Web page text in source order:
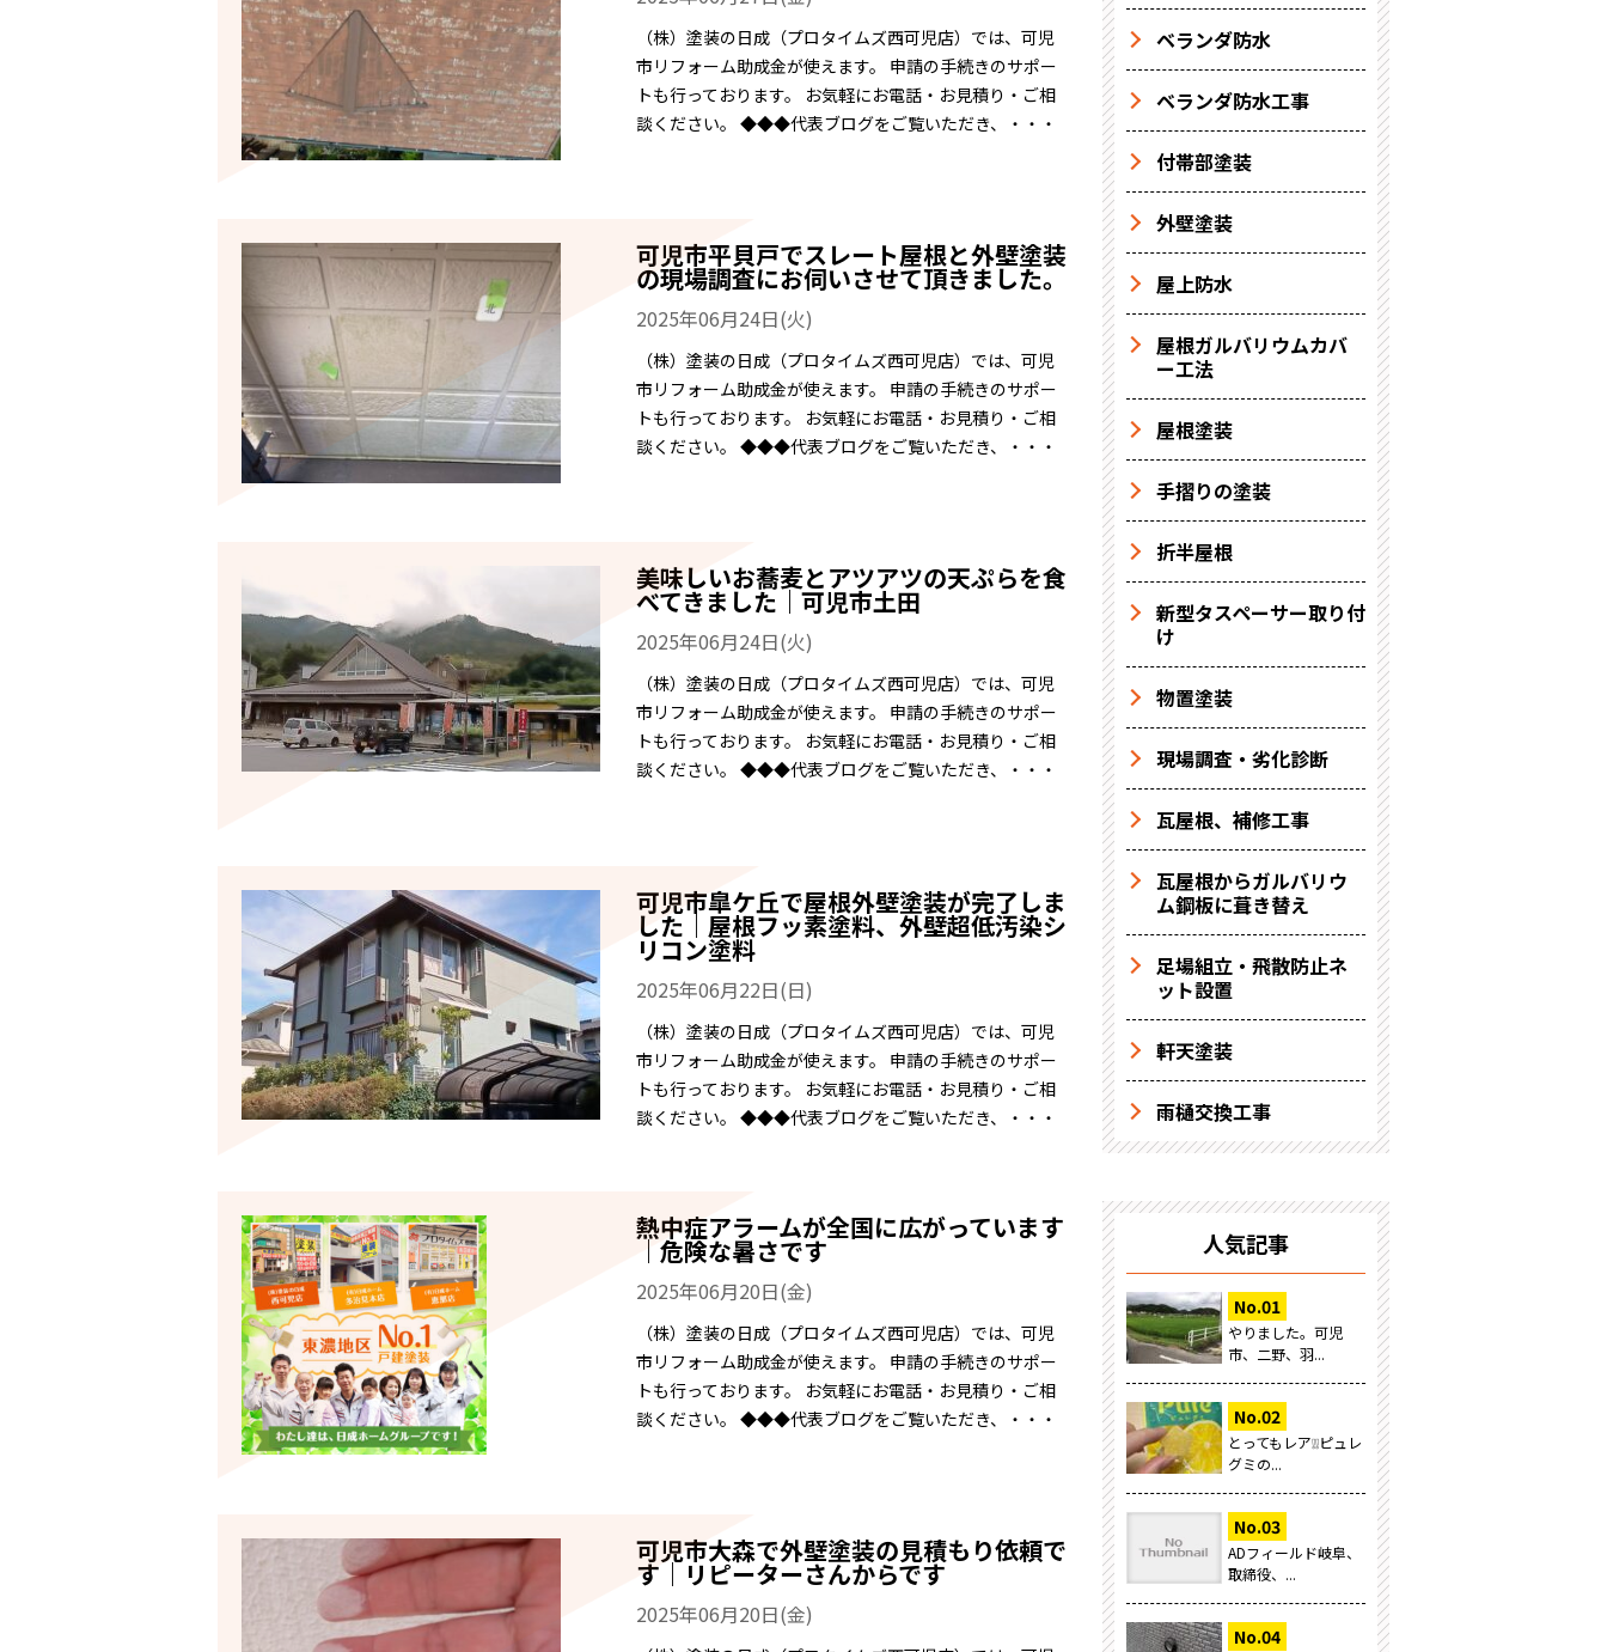
（株）塗装の日成（プロタイムズ西可児店）では、可児
市リフォーム助成金が使えます。 申請の手続きのサポー
トも行っております。 お気軽にお電話・お見積り・ご相
談ください。 ◆◆◆代表ブログをご覧いただき、・・・
可児市平貝戸でスレート屋根と外壁塗装
の現場調査にお伺いさせて頂きました。
2025年06月24日(火)
（株）塗装の日成（プロタイムズ西可児店）では、可児
市リフォーム助成金が使えます。 申請の手続きのサポー
トも行っております。 お気軽にお電話・お見積り・ご相
談ください。 ◆◆◆代表ブログをご覧いただき、・・・
美味しいお蕎麦とアツアツの天ぷらを食
べてきました｜可児市土田
2025年06月24日(火)
（株）塗装の日成（プロタイムズ西可児店）では、可児
市リフォーム助成金が使えます。 申請の手続きのサポー
トも行っております。 お気軽にお電話・お見積り・ご相
談ください。 ◆◆◆代表ブログをご覧いただき、・・・
可児市皐ケ丘で屋根外壁塗装が完了しま
した｜屋根フッ素塗料、外壁超低汚染シ
リコン塗料
2025年06月22日(日)
（株）塗装の日成（プロタイムズ西可児店）では、可児
市リフォーム助成金が使えます。 申請の手続きのサポー
トも行っております。 お気軽にお電話・お見積り・ご相
談ください。 ◆◆◆代表ブログをご覧いただき、・・・
熱中症アラームが全国に広がっています
｜危険な暑さです
2025年06月20日(金)
（株）塗装の日成（プロタイムズ西可児店）では、可児
市リフォーム助成金が使えます。 申請の手続きのサポー
トも行っております。 お気軽にお電話・お見積り・ご相
談ください。 ◆◆◆代表ブログをご覧いただき、・・・
可児市大森で外壁塗装の見積もり依頼で
す｜リピーターさんからです
2025年06月20日(金)
ベランダ防水
ベランダ防水工事
付帯部塗装
外壁塗装
屋上防水
屋根ガルバリウムカバ
ー工法
屋根塗装
手摺りの塗装
折半屋根
新型タスペーサー取り付
け
物置塗装
現場調査・劣化診断
瓦屋根、補修工事
瓦屋根からガルバリウ
ム鋼板に葺き替え
足場組立・飛散防止ネ
ット設置
軒天塗装
雨樋交換工事
人気記事
やりました。可児
市、二野、羽...
とってもレア❕❕ピュレ
グミの...
ADフィールド岐阜、
取締役、...